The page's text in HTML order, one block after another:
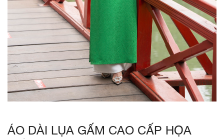
ÁO DÀI LỤA GẤM CAO CẤP HỌA